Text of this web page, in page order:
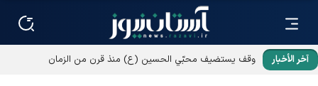
آخر الأخبار وقف يستضيف محبّي الحسين (ع) منذ قرن من الزمان